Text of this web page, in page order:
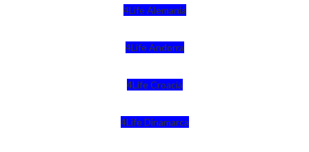
4Life Alemania
4Life Andorra
4Life Croacia
4Life Dinamarca